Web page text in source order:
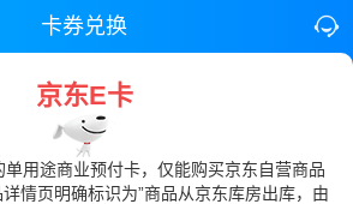
卡券兑换
京东E卡
用途商业预付卡，仅能购买京东自营商品
详情页明确标识为”商品从京东库房出库，由